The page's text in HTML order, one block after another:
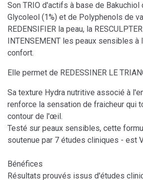
Son TRIO d'actifs à base de Bakuchiol
Glycoleol (1%) et de Polyphenols de
REDENSIFIER la peau, la
INTENSEMENT les peaux sensibles à
confort.
Elle permet de REDESSINER LE
Sa texture Hydra nutritive associé à
renforce la sensation de fraicheur qui
contour de l'œil.
Testé sur peaux sensibles, cette
soutenue par 7 études cliniques - est
Bénéfices
Résultats prouvés issus d'études